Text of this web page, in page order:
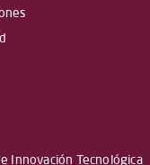
Innovación Tecnológica